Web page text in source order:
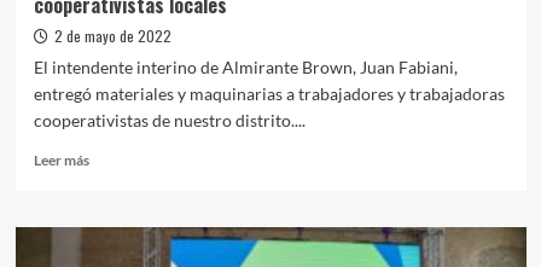
2 de mayo de 2022
El intendente interino de Almirante Brown, Juan Fabiani,
entregó materiales y maquinarias a trabajadores y trabajadoras
cooperativistas de nuestro distrito....
Leer másLeer
Fabiani